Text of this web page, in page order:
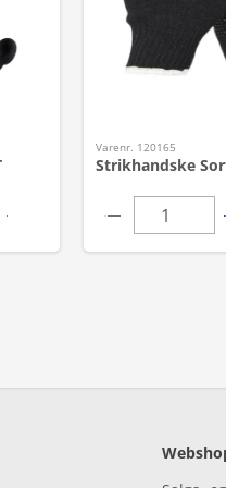
Varenr. 120165
Strikhandske